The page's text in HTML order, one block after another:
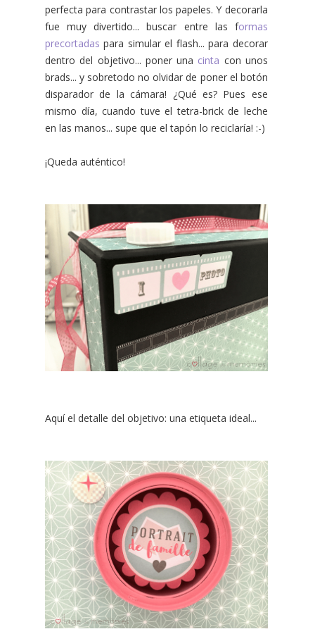
perfecta para contrastar los papeles. Y decorarla
fue muy divertido... buscar entre las formas
precortadas para simular el flash... para decorar
dentro del objetivo... poner una cinta con unos
brads... y sobretodo no olvidar de poner el botón
disparador de la cámara! ¿Qué es? Pues ese
mismo día, cuando tuve el tetra-brick de leche
en las manos... supe que el tapón lo reciclaría! :-)
¡Queda auténtico!
Aquí el detalle del objetivo: una etiqueta ideal...